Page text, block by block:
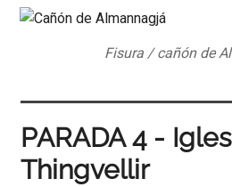
Fisura / cañón de
PARADA 4 -
Thingvellir